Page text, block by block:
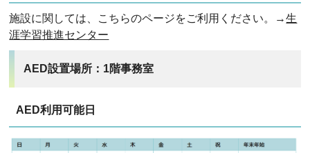
施設に関しては、こちらのページをご利用ください。→生
涯学習推進センター
AED設置場所：1階事務室
AED利用可能日